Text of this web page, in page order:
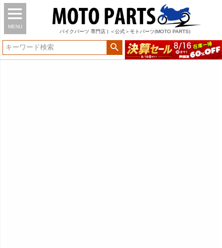
MENU
バイク パーツ 専門店 | ＜公式＞モトパーツ(MOTO PARTS)